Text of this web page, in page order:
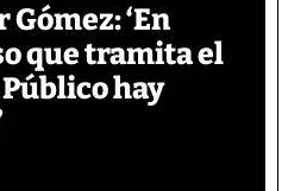
‘En
que tramita el
hay